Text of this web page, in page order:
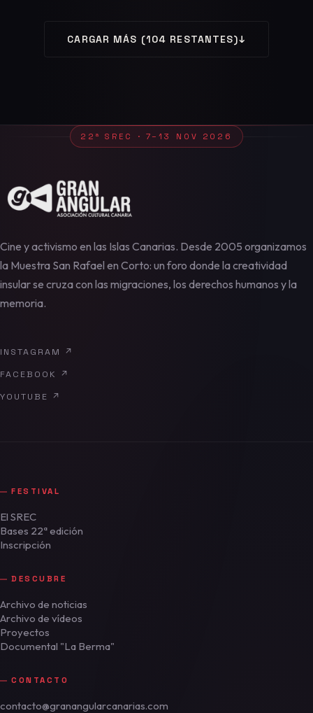
CARGAR MÁS (104 RESTANTES)↓
22ª SREC · 7–13 NOV 2026
Cine y activismo en las Islas Canarias. Desde 2005 organizamos
la Muestra San Rafael en Corto: un foro donde la creatividad
insular se cruza con las migraciones, los derechos humanos y la
memoria.
INSTAGRAM
↗
FACEBOOK
↗
YOUTUBE
↗
FESTIVAL
El SREC
Bases 22ª edición
Inscripción
DESCUBRE
Archivo de noticias
Archivo de vídeos
Proyectos
Documental "La Berma"
CONTACTO
contacto@granangularcanarias.com